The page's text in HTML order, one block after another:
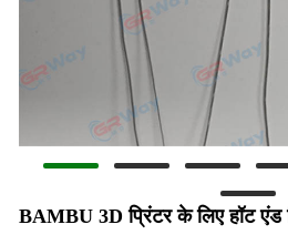
BAMBU 3D प्रिंटर के लिए हॉट एंड